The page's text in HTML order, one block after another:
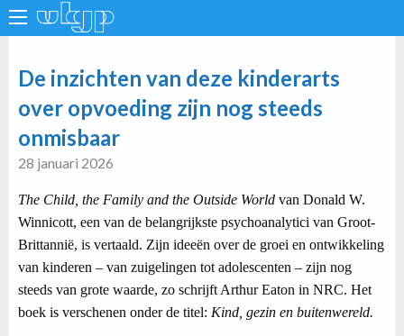
De inzichten van deze kinderarts
over opvoeding zijn nog steeds
onmisbaar
28 januari 2026
The Child, the Family and the Outside World van Donald W.
Winnicott, een van de belangrijkste psychoanalytici van Groot-
Brittannië, is vertaald. Zijn ideeën over de groei en ontwikkeling
van kinderen – van zuigelingen tot adolescenten – zijn nog
steeds van grote waarde, zo schrijft Arthur Eaton in NRC. Het
boek is verschenen onder de titel: Kind, gezin en buitenwereld.